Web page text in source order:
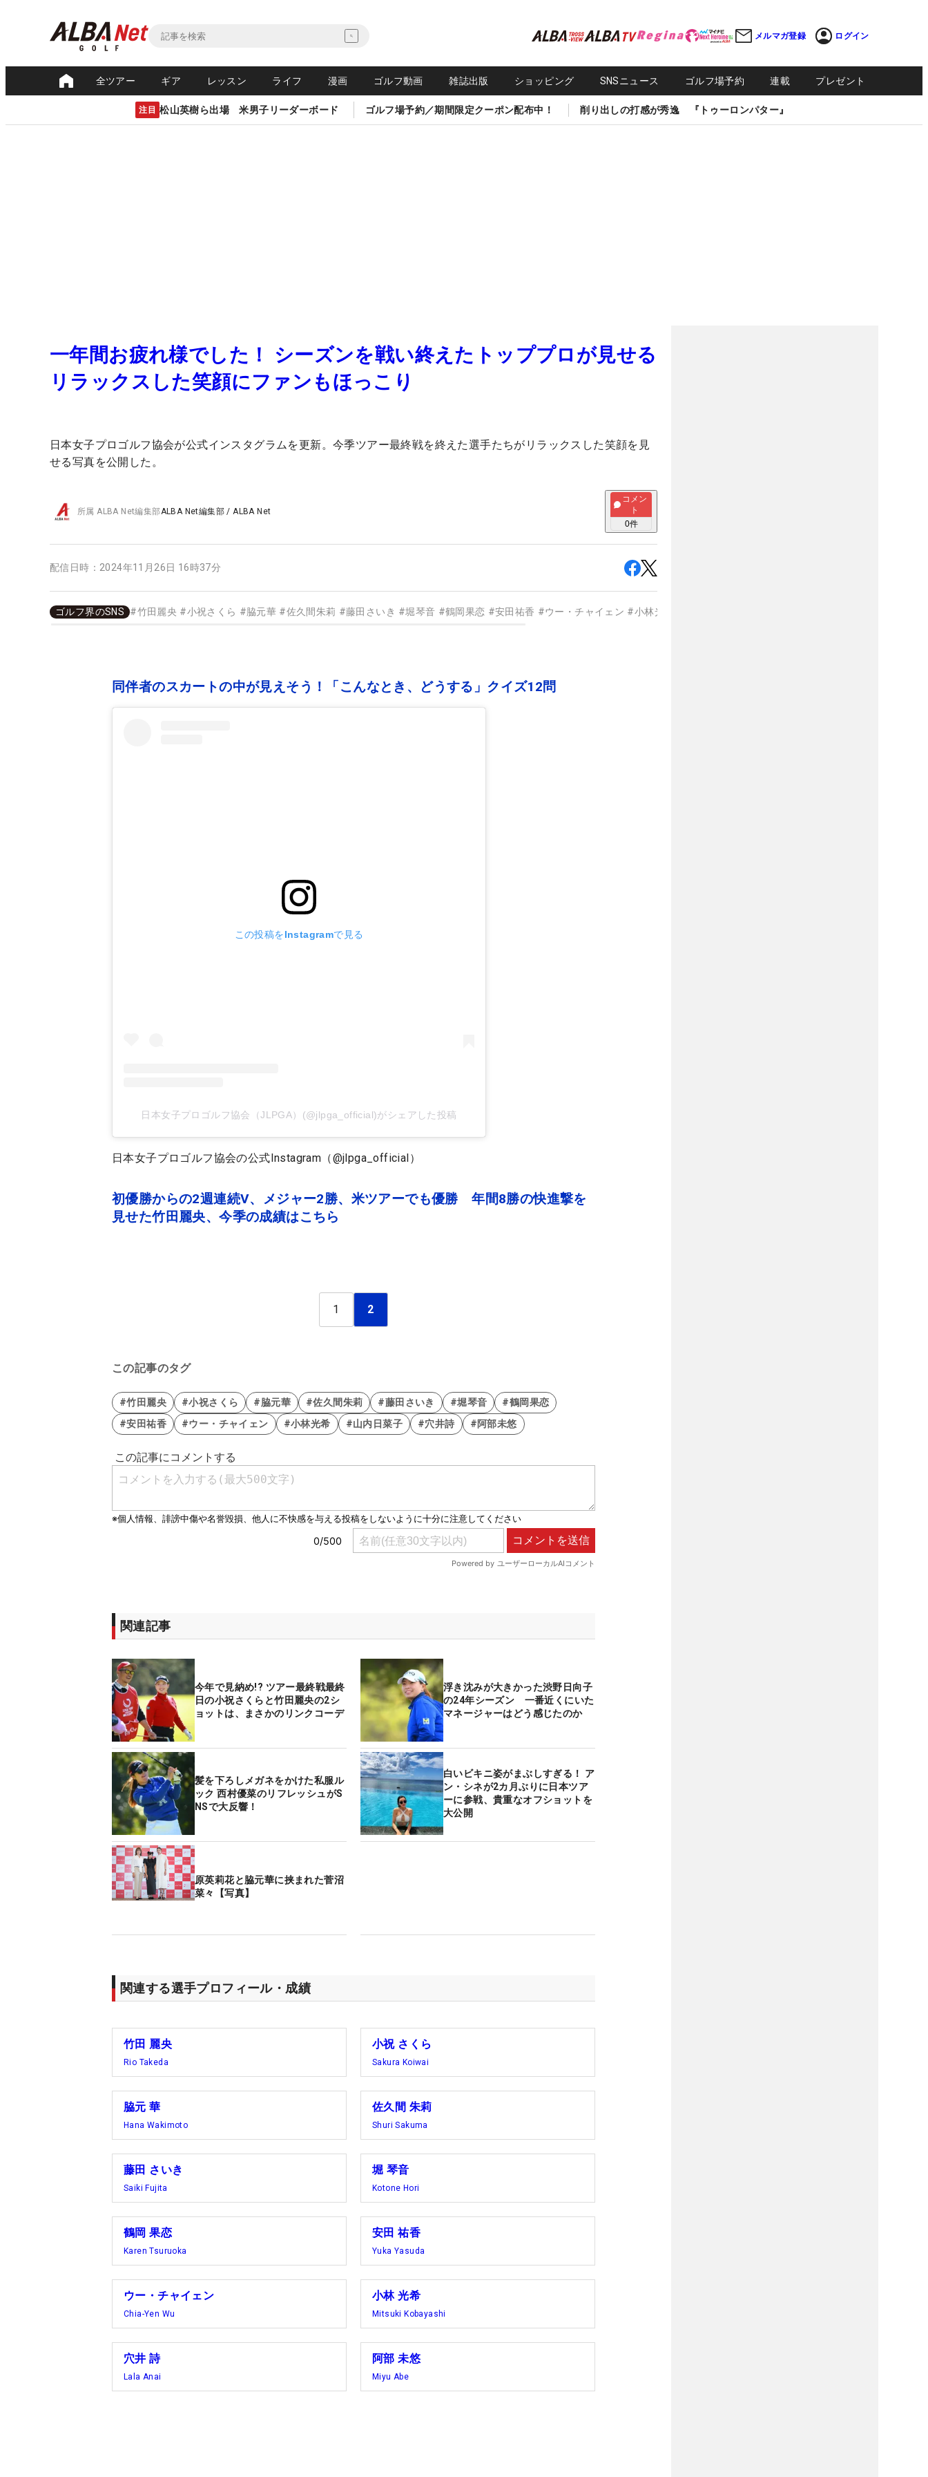
メルマガ登録 ログイン
全ツアー ギア レッスン ライフ 漫画 ゴルフ動画 雑誌出版 ショッピング SNSニュース ゴルフ場予約 連載 プレゼント
注目 松山英樹ら出場 米男子リーダーボード ゴルフ場予約／期間限定クーポン配布中！ 削り出しの打感が秀逸 『トゥーロンパター』
一年間お疲れ様でした！ シーズンを戦い終えたトッププロが見せる
リラックスした笑顔にファンもほっこり
日本女子プロゴルフ協会が公式インスタグラムを更新。今季ツアー最終戦を終えた選手たちがリラックスした笑顔を見
せる写真を公開した。
所属ALBA Net編集部ALBA Net編集部 /ALBA Net
コメン
ト
0件
配信日時： 2024年11月26日 16時37分
ゴルフ界のSNS #竹田麗央 #小祝さくら #脇元華 #佐久間朱莉 #藤田さいき #堀琴音 #鶴岡果恋 #安田祐香 #ウー・チャイェン #小林光希
同伴者のスカートの中が見えそう！「こんなとき、どうする」クイズ12問
この投稿をInstagramで見る
日本女子プロゴルフ協会（JLPGA）(@jlpga_official)がシェアした投稿
日本女子プロゴルフ協会の公式Instagram（@jlpga_official）
初優勝からの2週連続V、メジャー2勝、米ツアーでも優勝 年間8勝の快進撃を
見せた竹田麗央、今季の成績はこちら
1 2
この記事のタグ
#竹田麗央 #小祝さくら #脇元華 #佐久間朱莉 #藤田さいき #堀琴音
#鶴岡果恋
#安田祐香
#ウー・チャイェン #小林光希 #山内日菜子 #穴井詩 #阿部未悠
関連記事
今年で見納め!? ツアー最終戦最終
日の小祝さくらと竹田麗央の2シ
ョットは、まさかのリンクコーデ
浮き沈みが大きかった渋野日向子
の24年シーズン 一番近くにいた
マネージャーはどう感じたのか
髪を下ろしメガネをかけた私服ル
ック 西村優菜のリフレッシュがS
NSで大反響！
白いビキニ姿がまぶしすぎる！ ア
ン・シネが2カ月ぶりに日本ツア
ーに参戦、貴重なオフショットを
大公開
原英莉花と脇元華に挟まれた菅沼
菜々【写真】
関連する選手プロフィール・成績
竹田 麗央
Rio Takeda
小祝 さくら
Sakura Koiwai
脇元 華
Hana Wakimoto
佐久間 朱莉
Shuri Sakuma
藤田 さいき
Saiki Fujita
堀 琴音
Kotone Hori
鶴岡 果恋
Karen Tsuruoka
安田 祐香
Yuka Yasuda
ウー・チャイェン
Chia-Yen Wu
小林 光希
Mitsuki Kobayashi
穴井 詩
Lala Anai
阿部 未悠
Miyu Abe